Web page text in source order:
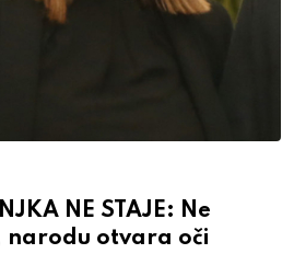
NE STAJE: Ne
narodu otvara oči